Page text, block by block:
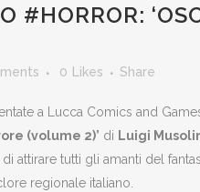
0 Likes Share
a Lucca Comics and
(volume 2)’ di Luigi
attirare tutti gli amanti del
regionale italiano.